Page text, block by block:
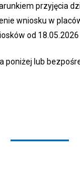
przyjęcia
wniosku w
od 18.05.2026
poniżej lub